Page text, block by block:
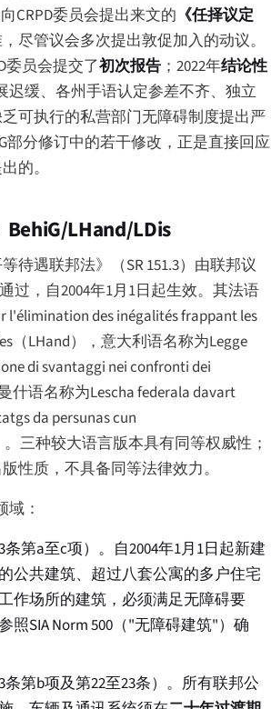
CRPD委员会提出来文的 《任择议定
尽管议会多次提出敦促加入的动议。
委员会提交了初次报告 ；2022年结论性
迟缓、各州手语认定参差不齐、独立
可执行的私营部门无障碍制度提出严
部分修订中的若干修改，正是直接回应
的。
LHand/LDis
待遇联邦法》（SR 151.3）由联邦议
过，自2004年1月1日起生效。其法语
l'élimination des inégalités frappant les
（LHand），意大利语名称为Legge
di svantaggi nei confronti dei
什语名称为Lescha federala davart
da persunas cun
。三种较大语言版本具有同等权威性；
性质，不具备同等法律效力。
域：
条第a至c项）。自2004年1月1日起新建
公共建筑、超过八套公寓的多户住宅
作场所的建筑，必须满足无障碍要
照SIA Norm 500（"无障碍建筑"）确
3条第b项及第22至23条）。所有联邦公